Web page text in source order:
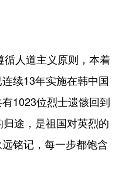
人道主义原则，本着
续13年实施在韩中国
1023位烈士遗骸回到
途，是祖国对英烈的
铭记，每一步都饱含